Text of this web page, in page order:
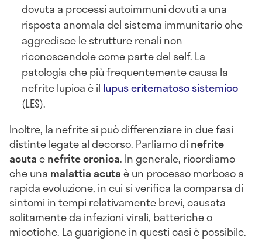
dovuta a processi autoimmuni dovuti a una
risposta anomala del sistema immunitario che
aggredisce le strutture renali non
riconoscendole come parte del self. La
patologia che più frequentemente causa la
nefrite lupica è il lupus eritematoso sistemico
(LES).
Inoltre, la nefrite si può differenziare in due fasi
distinte legate al decorso. Parliamo di nefrite
acutaenefrite cronica. In generale, ricordiamo
che una malattia acutaè un processo morboso a
rapida evoluzione, in cui si verifica la comparsa di
sintomi in tempi relativamente brevi, causata
solitamente da infezioni virali, batteriche o
micotiche. La guarigione in questi casi è possibile.